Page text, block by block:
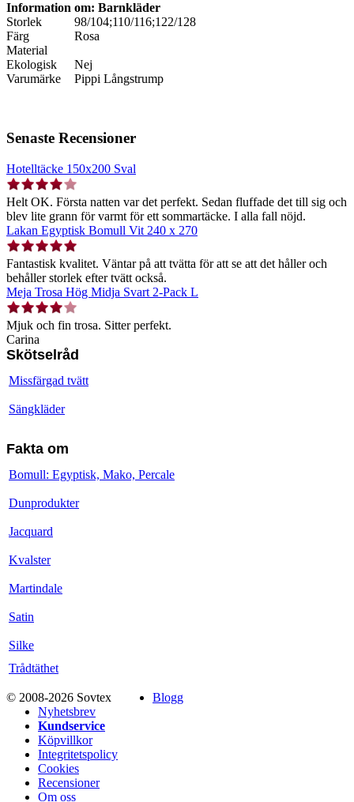
Information om: Barnkläder
Storlek
98/104;110/116;122/128
Färg
Rosa
Material
Ekologisk
Nej
Varumärke
Pippi Långstrump
Senaste Recensioner
Hotelltäcke 150x200 Sval
Helt OK. Första natten var det perfekt. Sedan fluffade det till sig och
blev lite grann för varmt för ett sommartäcke. I alla fall nöjd.
Lakan Egyptisk Bomull Vit 240 x 270
Fantastisk kvalitet. Väntar på att tvätta för att se att det håller och
behåller storlek efter tvätt också.
Meja Trosa Hög Midja Svart 2-Pack L
Mjuk och fin trosa. Sitter perfekt.
Carina
Skötselråd
Missfärgad tvätt
Sängkläder
Fakta om
Bomull: Egyptisk, Mako, Percale
Dunprodukter
Jacquard
Kvalster
Martindale
Satin
Silke
Trådtäthet
© 2008-2026 Sovtex
Blogg
Nyhetsbrev
Kundservice
Köpvillkor
Integritetspolicy
Cookies
Recensioner
Om oss